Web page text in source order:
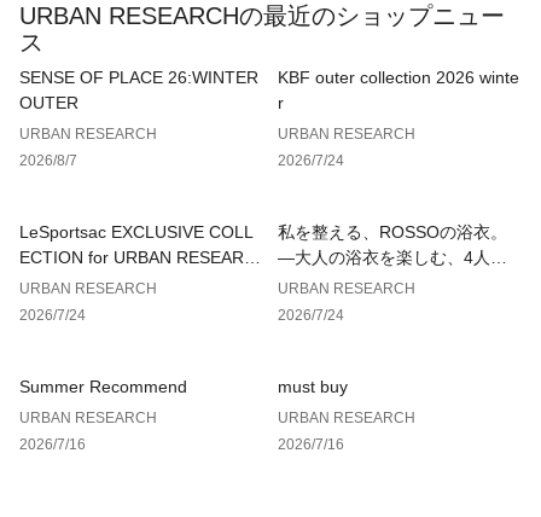
ヒマワリ芽エキス
優れた抗酸化作用で、肌を老化から守ります。キメの整った透
明感のある明るい肌へ導きます。
※ベルガモット果皮油はフロクマリンフリー
※自然成分を使用しているため香りの変化や、変色したりする
場合がありますが品質には問題ありません。
※ ご使用後は、キャップの口もとをよくふき、きちんと閉めて
ください。
内容量 : 40ml
URBAN RESEARCHの最近のショップニュー
ス
SENSE OF PLACE 26:WINTER
OUTER
URBAN RESEARCH
2026/8/7
KBF outer collection 2026 winte
r
URBAN RESEARCH
2026/7/24
LeSportsac EXCLUSIVE COLL
ECTION for URBAN RESEARC
H
URBAN RESEARCH
2026/7/24
私を整える、ROSSOの浴衣。
—大人の浴衣を楽しむ、4人のT
IPS—
URBAN RESEARCH
2026/7/24
Summer Recommend
URBAN RESEARCH
2026/7/16
must buy
URBAN RESEARCH
2026/7/16